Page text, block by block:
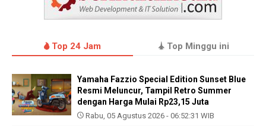
Top 24 Jam Top Minggu ini
Yamaha Fazzio Special Edition Sunset Blue
Resmi Meluncur, Tampil Retro Summer
dengan Harga Mulai Rp23,15 Juta
Rabu, 05 Agustus 2026 - 06:52:31 WIB